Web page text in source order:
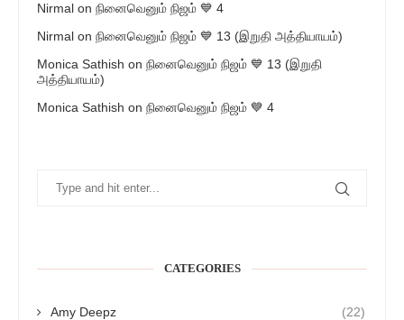
Nirmal on நினைவெனும் நிஜம் 💙 4
Nirmal on நினைவெனும் நிஜம் 💙 13 (இறுதி அத்தியாயம்)
Monica Sathish on நினைவெனும் நிஜம் 💙 13 (இறுதி
அத்தியாயம்)
Monica Sathish on நினைவெனும் நிஜம் 💙 4
CATEGORIES
Amy Deepz (22)